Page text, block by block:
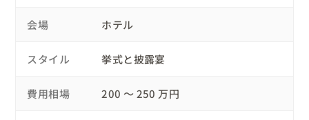
感動と喜びの笑顔に包まれた、あたたかな時間となりまし
・受付
一つ一つリボンを結んでいただき🎀
会場 ホテル
スタイル 挙式と披露宴
費用相場 200 〜 250 万円